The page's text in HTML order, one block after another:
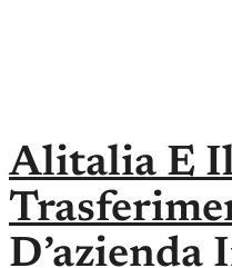
Alitalia E
D’azienda